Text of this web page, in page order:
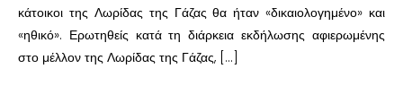
κάτοικοι της Λωρίδας της Γάζας θα ήταν «δικαιολογημένο» και
«ηθικό». Ερωτηθείς κατά τη διάρκεια εκδήλωσης αφιερωμένης
στο μέλλον της Λωρίδας της Γάζας, […]